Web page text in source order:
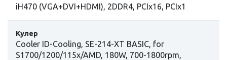
iH470 (VGA+DVI+HDMI), 2DDR4, PCIx16, PCIx1
Кулер
Cooler ID-Cooling, SE-214-XT BASIC, for
S1700/1200/115x/AMD, 180W, 700-1800rpm,